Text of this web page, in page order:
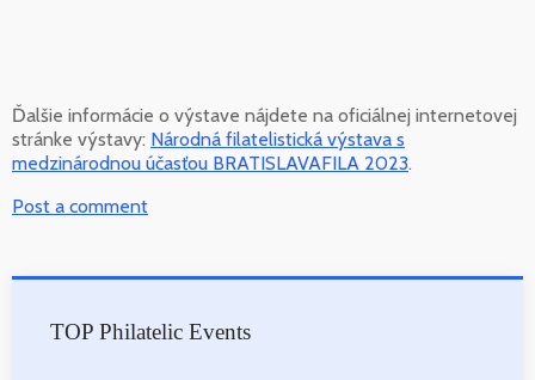
Ďalšie informácie o výstave nájdete na oficiálnej internetovej
stránke výstavy: Národná filatelistická výstava s
medzinárodnou účasťou BRATISLAVAFILA 2023.
Post a comment
TOP Philatelic Events